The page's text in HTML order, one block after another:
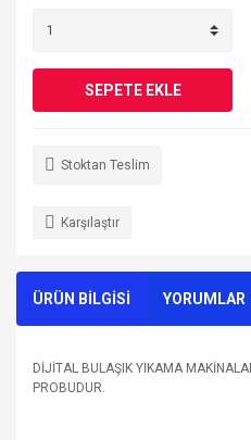
SEPETE EKLE
Stoktan Teslim
Karşılaştır
ÜRÜN BİLGİSİ YORUMLAR
DİJİTAL BULAŞIK YIKAMA
PROBUDUR.